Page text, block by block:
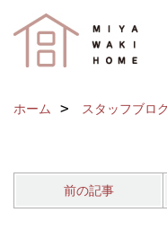
ホーム スタッフブロ
前の記事